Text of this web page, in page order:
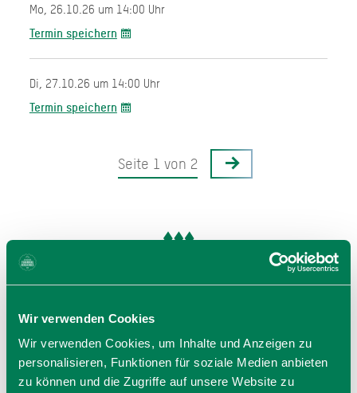
Wir verwenden Cookies
Wir verwenden Cookies, um Inhalte und Anzeigen zu
personalisieren, Funktionen für soziale Medien anbieten
zu können und die Zugriffe auf unsere Website zu
Mo, 26.10.26 um 14:00 Uhr
Termin speichern
Di, 27.10.26 um 14:00 Uhr
Termin speichern
Seite 1 von 2
Schlierseer Str. 18
83734 Hausham
Tel.: 08026 3909-0